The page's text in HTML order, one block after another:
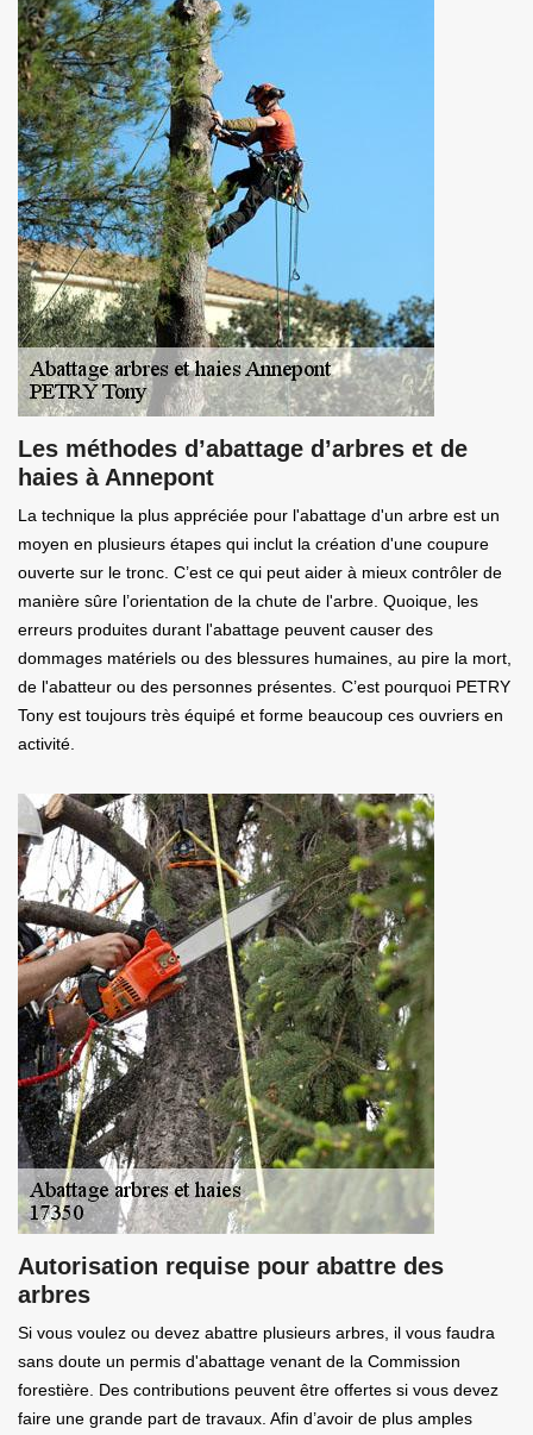
Les méthodes d’abattage d’arbres et de
haies à Annepont
La technique la plus appréciée pour l'abattage d'un arbre est un
moyen en plusieurs étapes qui inclut la création d'une coupure
ouverte sur le tronc. C’est ce qui peut aider à mieux contrôler de
manière sûre l’orientation de la chute de l'arbre. Quoique, les
erreurs produites durant l'abattage peuvent causer des
dommages matériels ou des blessures humaines, au pire la mort,
de l'abatteur ou des personnes présentes. C’est pourquoi PETRY
Tony est toujours très équipé et forme beaucoup ces ouvriers en
activité.
Autorisation requise pour abattre des
arbres
Si vous voulez ou devez abattre plusieurs arbres, il vous faudra
sans doute un permis d'abattage venant de la Commission
forestière. Des contributions peuvent être offertes si vous devez
faire une grande part de travaux. Afin d’avoir de plus amples